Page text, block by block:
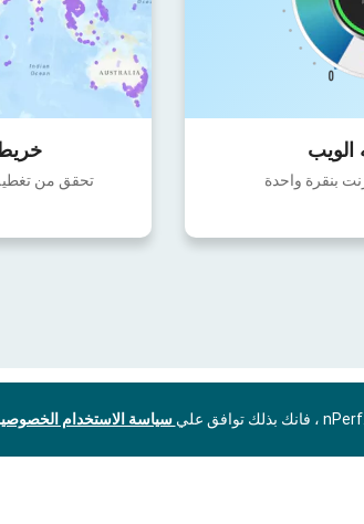
الويب
بنقرة واحدة تحقق من
سياسة الاستخدام